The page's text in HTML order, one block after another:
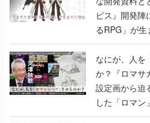
ビス』開発陣
るRPG」が
書】
なにが、人を
か？『ロマサ
設定画から迫
した「ロマン
書】